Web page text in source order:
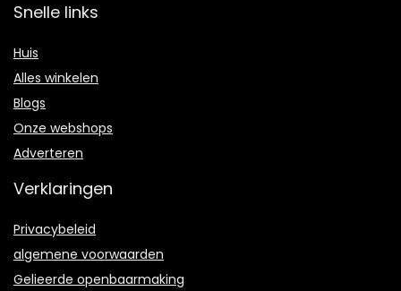
Snelle links
Huis
Alles winkelen
Blogs
Onze webshops
Adverteren
Verklaringen
Privacybeleid
algemene voorwaarden
Gelieerde openbaarmaking